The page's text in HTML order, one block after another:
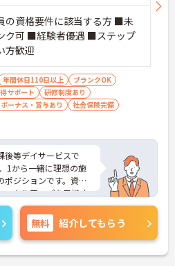
の資格要件に該当する方 ■未
ク可 ■経験者優遇 ■ステップ
方歓迎
年間休日110日以上
ブランクOK
サポート
研修制度あり
ボーナス・賞与あり
社会保険完備
後等デイサービスで
1から一緒に理想の施
ジションです。資格
スキルアップを目指す
日110日あり、しっか
にとって理想の働き
通勤に便利です。
にお問い合わせくださ
無料 紹介してもらう